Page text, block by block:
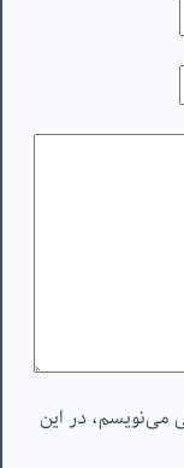
می‌نویسم، در این